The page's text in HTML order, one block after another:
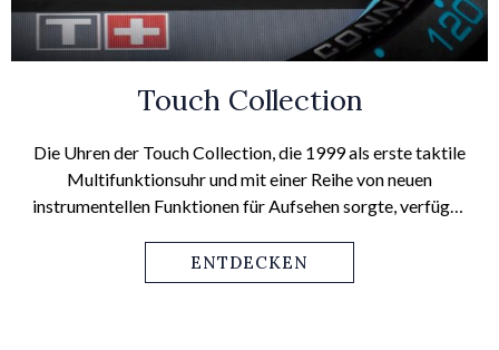
Touch Collection
Die Uhren der Touch Collection, die 1999 als erste taktile
Multifunktionsuhr und mit einer Reihe von neuen
instrumentellen Funktionen für Aufsehen sorgte, verfügen
„Cockpit“ für die verschiedenen Funktionen dieser Uhr ist.
Das aktuellste Modell, die T-Touch Connect Solar, ist ein
ENTDECKEN